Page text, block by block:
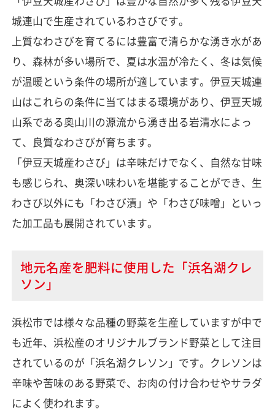
城連山で生産されているわさびです。
上質なわさびを育てるには豊富で清らかな湧き水があ
り、森林が多い場所で、夏は水温が冷たく、冬は気候
が温暖という条件の場所が適しています。伊豆天城連
山はこれらの条件に当てはまる環境があり、伊豆天城
山系である奥山川の源流から湧き出る岩清水によっ
て、良質なわさびが育ちます。
「伊豆天城産わさび」は辛味だけでなく、自然な甘味
も感じられ、奥深い味わいを堪能することができ、生
わさび以外にも「わさび漬」や「わさび味噌」といっ
た加工品も展開されています。
地元名産を肥料に使用した「浜名湖クレ
ソン」
浜松市では様々な品種の野菜を生産していますが中で
も近年、浜松産のオリジナルブランド野菜として注目
されているのが「浜名湖クレソン」です。クレソンは
辛味や苦味のある野菜で、お肉の付け合わせやサラダ
によく使われます。